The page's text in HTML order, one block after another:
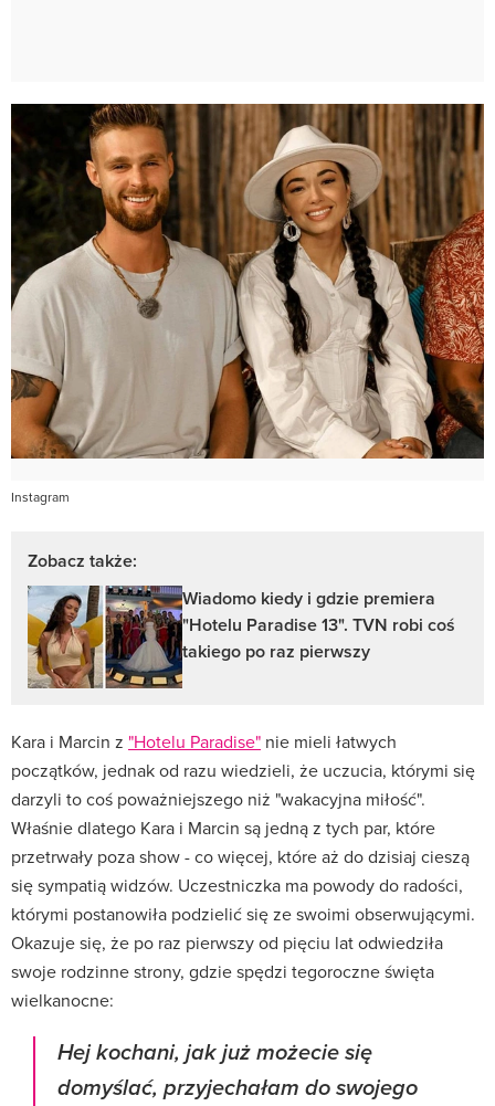
Instagram
Zobacz także:
Wiadomo kiedy i gdzie premiera
"Hotelu Paradise 13". TVN robi coś
takiego po raz pierwszy
Kara i Marcin z "Hotelu Paradise" nie mieli łatwych
początków, jednak od razu wiedzieli, że uczucia, którymi się
darzyli to coś poważniejszego niż "wakacyjna miłość".
Właśnie dlatego Kara i Marcin są jedną z tych par, które
przetrwały poza show - co więcej, które aż do dzisiaj cieszą
się sympatią widzów. Uczestniczka ma powody do radości,
którymi postanowiła podzielić się ze swoimi obserwującymi.
Okazuje się, że po raz pierwszy od pięciu lat odwiedziła
swoje rodzinne strony, gdzie spędzi tegoroczne święta
wielkanocne:
Hej kochani, jak już możecie się
domyślać, przyjechałam do swojego